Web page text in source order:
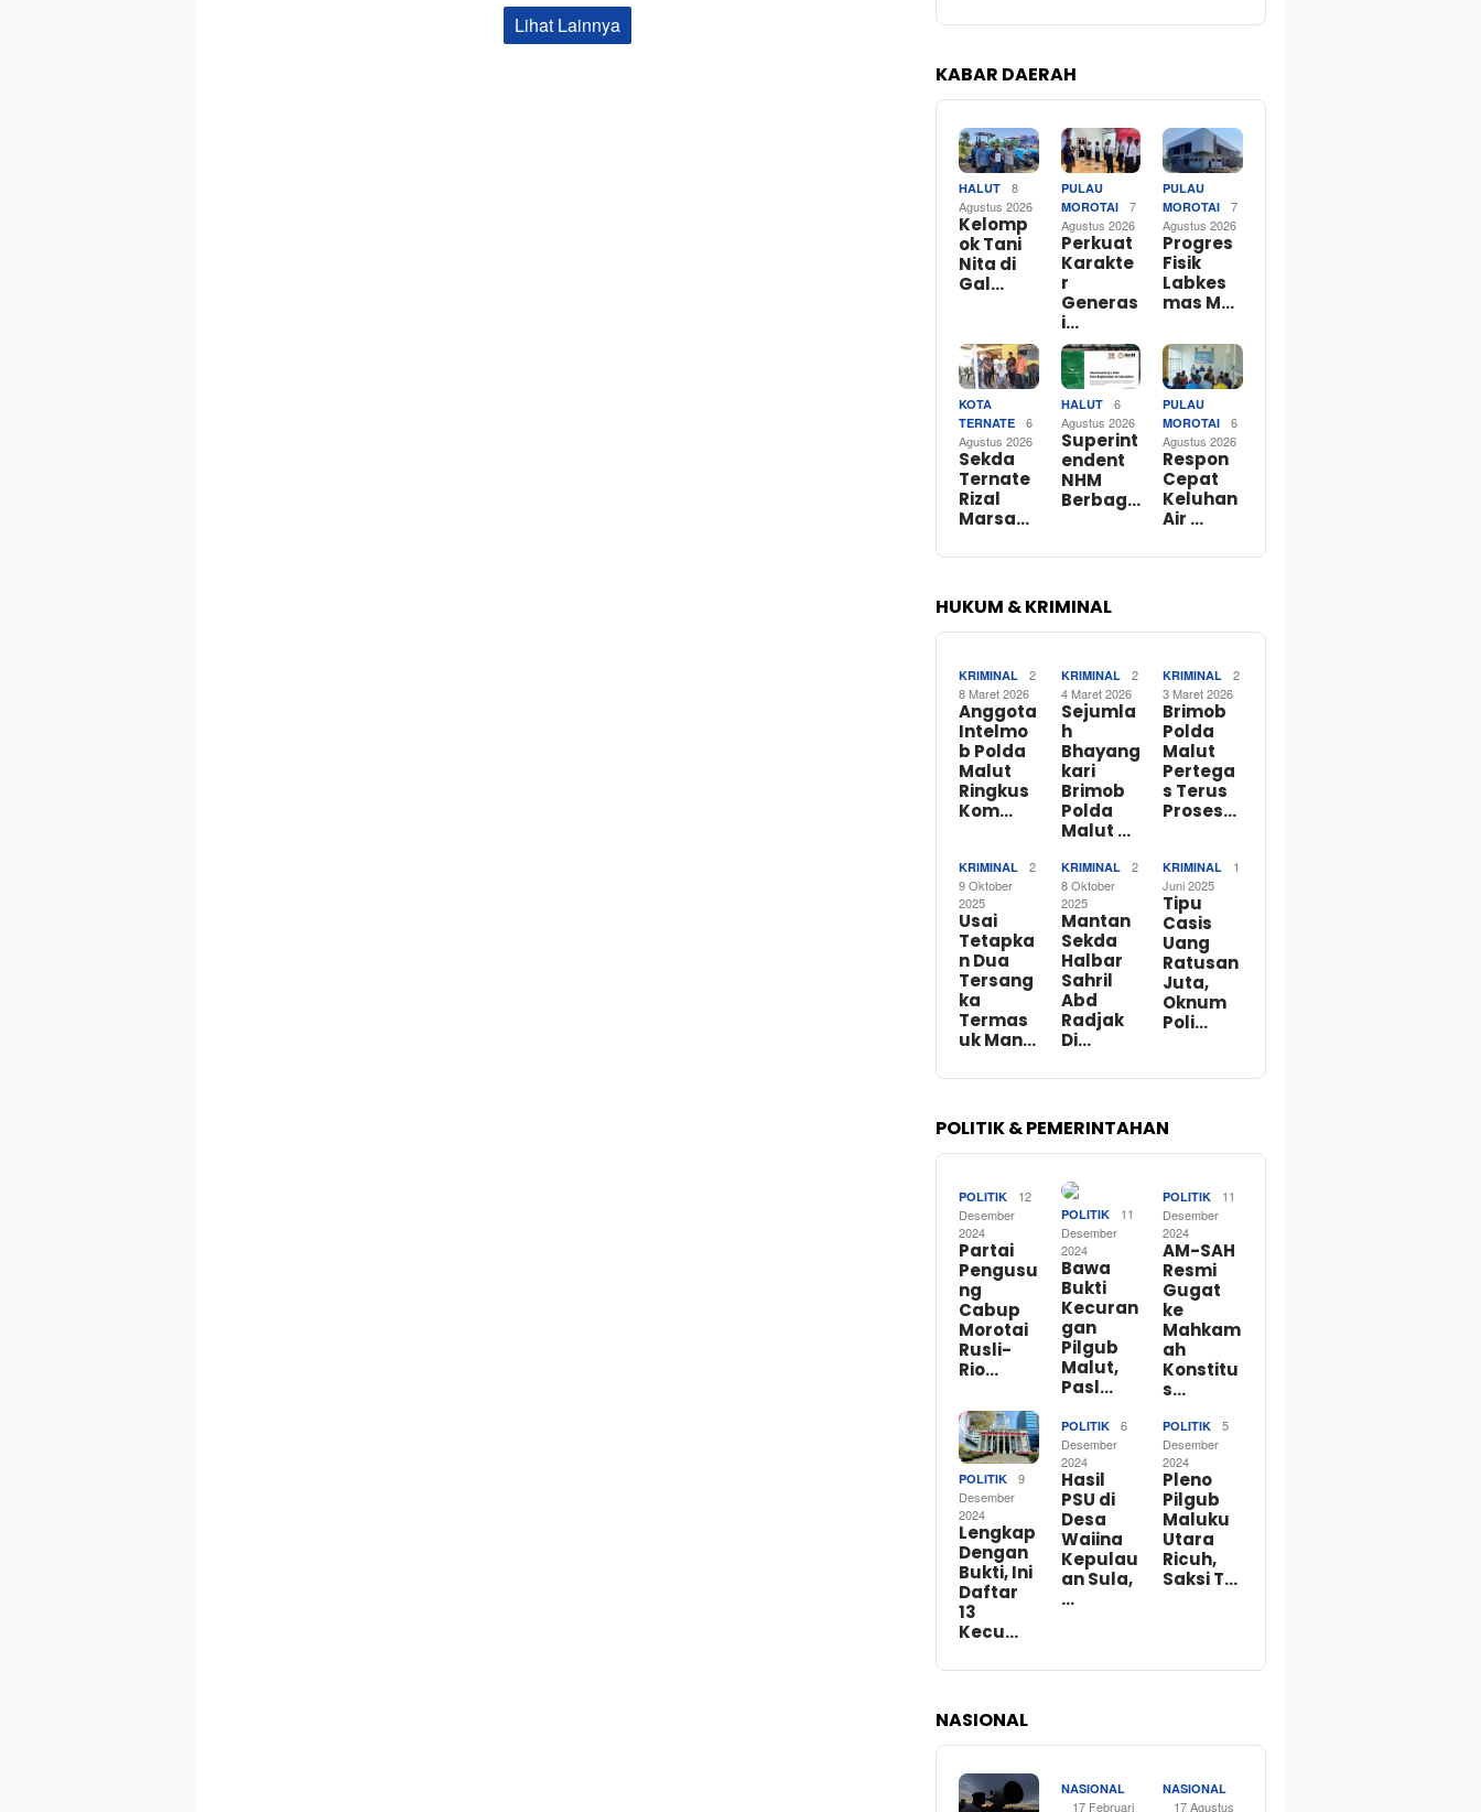
Lihat Lainnya
KABAR DAERAH
HALUT
8
Agustus 2026
Kelomp
ok Tani
Nita di
Gal…
PULAU
MOROTAI
7
Agustus 2026
Perkuat
Karakte
r
Generas
i…
PULAU
MOROTAI
7
Agustus 2026
Progres
Fisik
Labkes
mas M…
KOTA
TERNATE
6
Agustus 2026
Sekda
Ternate
Rizal
Marsa…
HALUT
6
Agustus 2026
Superint
endent
NHM
Berbag…
PULAU
MOROTAI
6
Agustus 2026
Respon
Cepat
Keluhan
Air …
HUKUM & KRIMINAL
KRIMINAL
2
8 Maret 2026
Anggota
Intelmo
b Polda
Malut
Ringkus
Kom…
KRIMINAL
2
4 Maret 2026
Sejumla
h
Bhayang
kari
Brimob
Polda
Malut …
KRIMINAL
2
3 Maret 2026
Brimob
Polda
Malut
Pertega
s Terus
Proses…
KRIMINAL
2
9 Oktober
2025
Usai
Tetapka
n Dua
Tersang
ka
Termas
uk Man…
KRIMINAL
2
8 Oktober
2025
Mantan
Sekda
Halbar
Sahril
Abd
Radjak
Di…
KRIMINAL
1
Juni 2025
Tipu
Casis
Uang
Ratusan
Juta,
Oknum
Poli…
POLITIK & PEMERINTAHAN
POLITIK
12
Desember
2024
Partai
Pengusu
ng
Cabup
Morotai
Rusli-
Rio…
POLITIK
11
Desember
2024
Bawa
Bukti
Kecuran
gan
Pilgub
Malut,
Pasl…
POLITIK
11
Desember
2024
AM-SAH
Resmi
Gugat
ke
Mahkam
ah
Konstitu
s…
POLITIK
9
Desember
2024
Lengkap
Dengan
Bukti, Ini
Daftar
13
Kecu…
POLITIK
6
Desember
2024
Hasil
PSU di
Desa
Waiina
Kepulau
an Sula,
…
POLITIK
5
Desember
2024
Pleno
Pilgub
Maluku
Utara
Ricuh,
Saksi T…
NASIONAL
NASIONAL
17 Februari
NASIONAL
17 Agustus